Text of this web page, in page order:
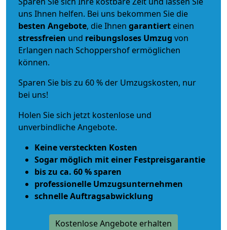
uns Ihnen helfen. Bei uns bekommen Sie die
besten Angebote, die Ihnen garantiert einen
stressfreien und reibungsloses Umzug von
Erlangen nach Schoppershof ermöglichen
können.
Sparen Sie bis zu 60 % der Umzugskosten, nur
bei uns!
Holen Sie sich jetzt kostenlose und
unverbindliche Angebote.
Keine versteckten Kosten
Sogar möglich mit einer Festpreisgarantie
bis zu ca. 60 % sparen
professionelle Umzugsunternehmen
schnelle Auftragsabwicklung
Kostenlose Angebote erhalten